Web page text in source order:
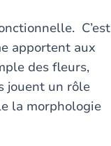
C’est
apportent aux
des fleurs,
jouent un rôle
la morphologie